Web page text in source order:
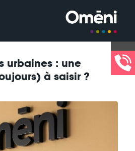
urbaines : une
à saisir ?